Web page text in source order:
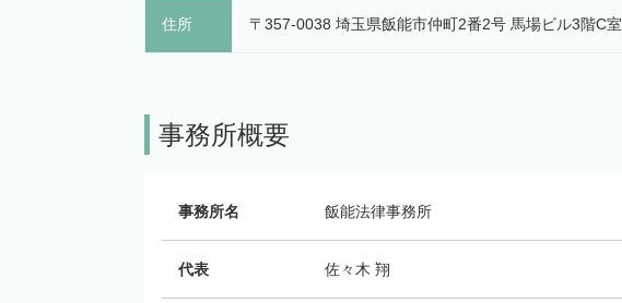
住所 〒357-0038 埼玉県飯能市仲町2番2号 馬場ビル3階C室
事務所概要
事務所名 飯能法律事務所
代表 佐々木 翔